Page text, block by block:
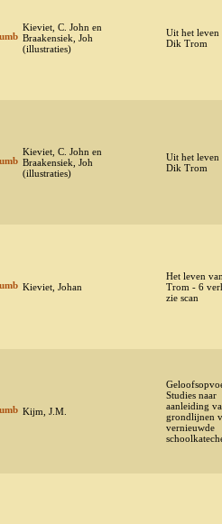
Kieviet, C. John en
Braakensiek, Joh
(illustraties)
Uit het leven
Dik Trom
Kieviet, C. John en
Braakensiek, Joh
(illustraties)
Uit het leven
Dik Trom
Kieviet, Johan
Het leven
Trom - 6
zie scan
Kijm, J.M.
Studies naar
aanleiding
grondlijnen
vernieuwde